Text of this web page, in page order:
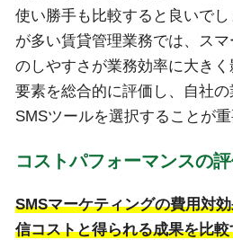
使い勝手も比較すると良いで
が多い賃貸管理業務では、ス
のしやすさが業務効率に大き
要素を総合的に評価し、自社
SMSツールを選択することが重
コストパフォーマンスの
SMSマーケティングの費用対
信コストと得られる成果を比